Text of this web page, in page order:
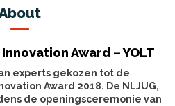
Award – YOLT
experts gekozen tot de
Award 2018. De NLJUG,
de openingsceremonie van